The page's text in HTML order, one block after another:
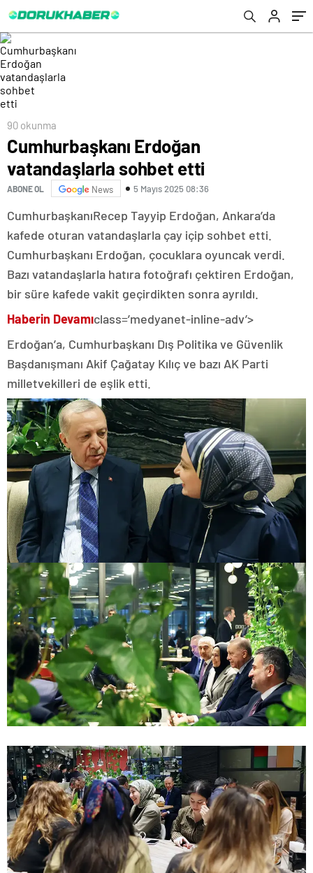
90 okunma
Cumhurbaşkanı Erdoğan
vatandaşlarla sohbet etti
ABONE OL News 5 Mayıs 2025 08:36
CumhurbaşkanıRecep Tayyip Erdoğan, Ankara’da
kafede oturan vatandaşlarla çay içip sohbet etti.
Cumhurbaşkanı Erdoğan, çocuklara oyuncak verdi.
Bazı vatandaşlarla hatıra fotoğrafı çektiren Erdoğan,
bir süre kafede vakit geçirdikten sonra ayrıldı.
Haberin Devamıclass=’medyanet-inline-adv’>
Erdoğan’a, Cumhurbaşkanı Dış Politika ve Güvenlik
Başdanışmanı Akif Çağatay Kılıç ve bazı AK Parti
milletvekilleri de eşlik etti.